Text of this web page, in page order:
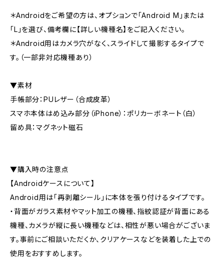
＊Androidをご希望の方は、オプションで「Android M」または
「L」を選び、備考欄に【詳しい機種名】をご記入ください。
＊Android用はカメラ穴がなく、スライドして撮影するタイプで
す。（一部非対応機種あり）
▼素材
手帳部分：PUレザー（合成皮革）
スマホ本体はめ込み部分（iPhone）：ポリカーボネート（白）
留め具：マグネット磁石
▼購入時の注意点
【Androidケースについて】
Android用は「再剥離シール」に本体を張り付けるタイプです。
・背面がガラス素材やマット加工の機種、指紋認証が背面にある
機種、カメラが縦に長い機種などは、相性が悪い場合がございま
す。事前にご相談いただくか、クリアケースなどを装着した上での
使用をおすすめします。